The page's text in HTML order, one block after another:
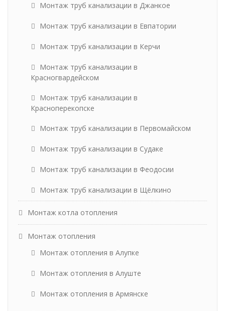
Монтаж труб канализации в Джанкое
Монтаж труб канализации в Евпатории
Монтаж труб канализации в Керчи
Монтаж труб канализации в
Красногвардейском
Монтаж труб канализации в
Красноперекопске
Монтаж труб канализации в Первомайском
Монтаж труб канализации в Судаке
Монтаж труб канализации в Феодосии
Монтаж труб канализации в Щёлкино
Монтаж котла отопления
Монтаж отопления
Монтаж отопления в Алупке
Монтаж отопления в Алуште
Монтаж отопления в Армянске